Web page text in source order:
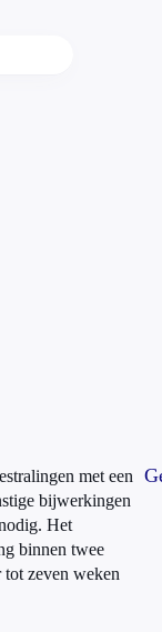
met een
bijwerkingen
Het
binnen twee
zeven weken